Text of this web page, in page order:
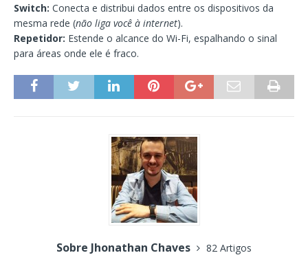
Switch: Conecta e distribui dados entre os dispositivos da
mesma rede (não liga você à internet).
Repetidor: Estende o alcance do Wi-Fi, espalhando o sinal
para áreas onde ele é fraco.
Sobre Jhonathan Chaves
82 Artigos